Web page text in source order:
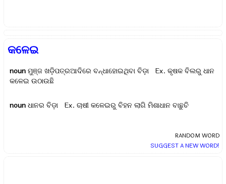
କଳେଇ
noun ମୁଞ୍ଜ ଖଡ଼ିପତ୍ରଆଦିରେ ବନ୍ଧାହୋଇଥିବା ବିଡ଼ା Ex.କୃଷକ ବିଲରୁ ଧାନ
କଳେଇ ଉଠାଉଛି
noun ଧାନର ବିଡ଼ା Ex.ଚାଷୀ କଳେଇରୁ ବିହନ ଲାଗି ମିଶାଧାନ ବାଛୁଚି
RANDOM WORD
SUGGEST A NEW WORD!